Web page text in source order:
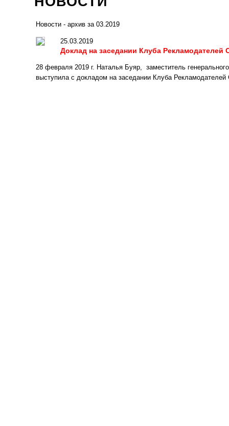
Новости - архив за 03.2019
25.03.2019
Доклад на заседании Клуба Рекламодателей
28 февраля 2019 г. Наталья Буяр, заместитель
выступила с докладом на заседании Клуба Рекламодателей